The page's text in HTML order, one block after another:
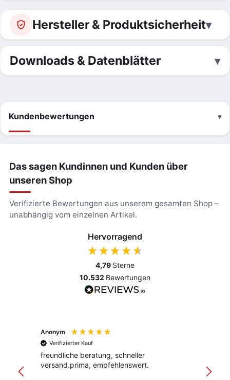
Hersteller & Produktsicherheit
Downloads & Datenblätter
Kundenbewertungen
Das sagen Kundinnen und Kunden über
unseren Shop
Verifizierte Bewertungen aus unserem gesamten Shop –
unabhängig vom einzelnen Artikel.
Hervorragend
4,79 Sterne
10.532 Bewertungen
Anonym
Verifizierter Kauf
freundliche beratung, schneller
versand.prima, empfehlenswert.
klar